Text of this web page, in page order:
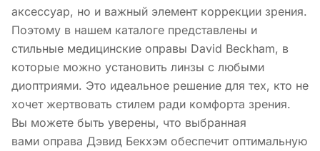
аксессуар, но и важный элемент коррекции зрения.
Поэтому в нашем каталоге представлены и
стильные медицинские оправы David Beckham, в
которые можно установить линзы с любыми
диоптриями. Это идеальное решение для тех, кто не
хочет жертвовать стилем ради комфорта зрения.
Вы можете быть уверены, что выбранная
вами оправа Дэвид Бекхэм обеспечит оптимальную